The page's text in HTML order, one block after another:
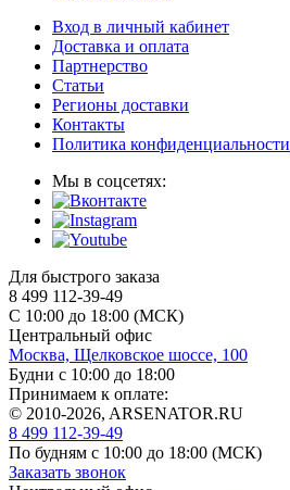
Вход в личный кабинет
Доставка и оплата
Партнерство
Статьи
Регионы доставки
Контакты
Политика конфиденциальности
Мы в соцсетях:
Для быстрого заказа
8 499 112-39-49
С 10:00 до 18:00 (МСК)
Центральный офис
Москва, Щелковское шоссе, 100
Будни с 10:00 до 18:00
Принимаем к оплате:
© 2010-2026, ARSENATOR.RU
8 499 112-39-49
По будням с 10:00 до 18:00 (МСК)
Заказать звонок